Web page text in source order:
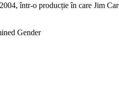
într-o producție în care Jim
Gender